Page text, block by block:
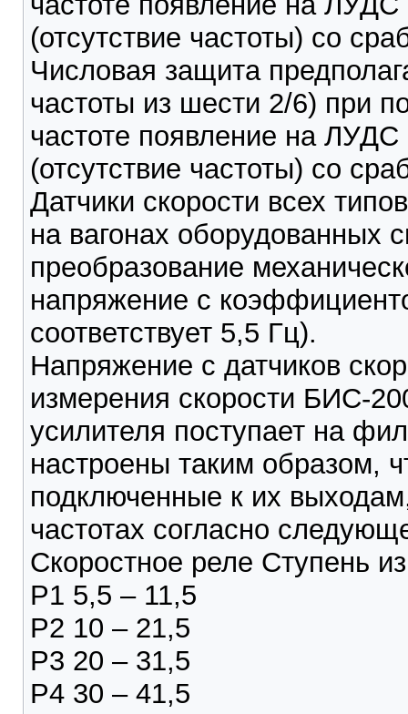
(отсутствие частоты) со
Числовая защита
частоты из шести 2/6) при
частоте появление на
(отсутствие частоты) со
Датчики скорости всех
на вагонах
преобразование
напряжение с
соответствует 5,5 Гц).
Напряжение с датчиков
измерения скорости БИС-
усилителя поступает на
настроены таким образом,
подключенные к их
частотах согласно
Скоростное реле Ступень
Р1 5,5 – 11,5
Р2 10 – 21,5
Р3 20 – 31,5
Р4 30 – 41,5